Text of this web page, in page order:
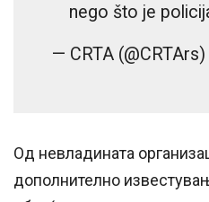
nego što je
— CRTA (@CRTArs)
Од невладината
дополнително